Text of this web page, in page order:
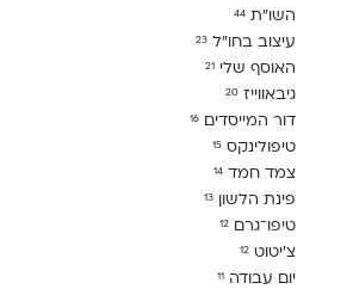
השו״ת 44
עיצוב בחו"ל 23
האוסף שלי 21
גיבאווייז 20
דור המייסדים 16
טיפולינקס 15
צמד חמד 14
פינת הלשון 13
טיפו־גרם 12
צ׳יטוט 12
יום עבודה 11